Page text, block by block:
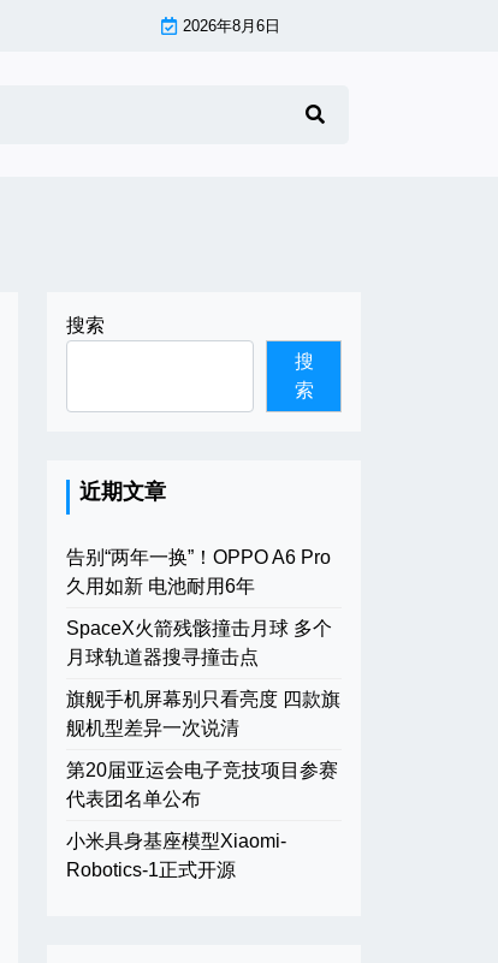
2026年8月6日
搜索
搜
索
近期文章
告别“两年一换”！OPPO A6 Pro
久用如新 电池耐用6年
SpaceX火箭残骸撞击月球 多个
月球轨道器搜寻撞击点
旗舰手机屏幕别只看亮度 四款旗
舰机型差异一次说清
第20届亚运会电子竞技项目参赛
代表团名单公布
小米具身基座模型Xiaomi-
Robotics-1正式开源